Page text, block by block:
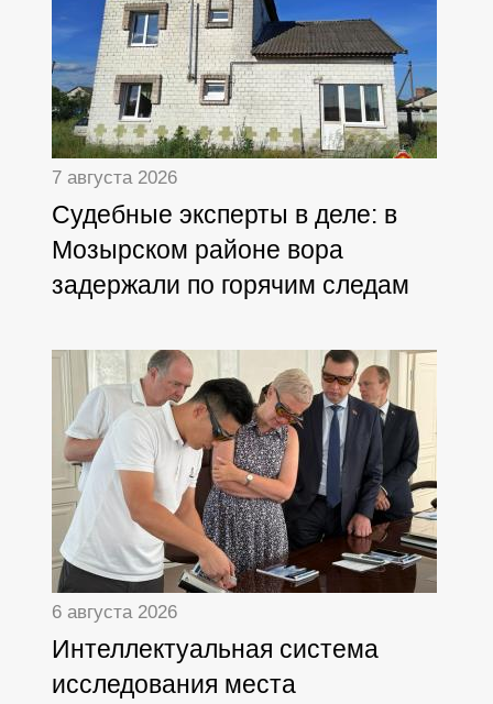
7 августа 2026
Судебные эксперты в деле: в
Мозырском районе вора
задержали по горячим следам
6 августа 2026
Интеллектуальная система
исследования места